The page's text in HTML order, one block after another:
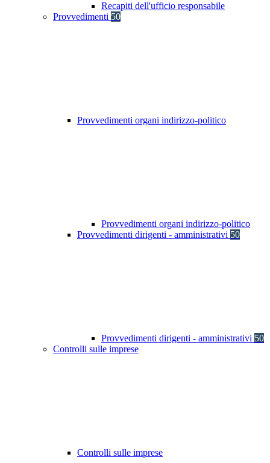
Recapiti dell'ufficio responsabile
Provvedimenti 50
Provvedimenti organi indirizzo-politico
Provvedimenti organi indirizzo-politico
Provvedimenti dirigenti - amministrativi 50
Provvedimenti dirigenti - amministrativi 50
Controlli sulle imprese
Controlli sulle imprese